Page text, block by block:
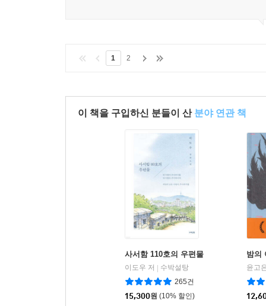
1 2
이 책을 구입하신 분들이 산 분야 연관 책
사서함 110호의 우편물
이도우 저
수박설탕
265건
15,300원 (10% 할인)
밤의
윤고